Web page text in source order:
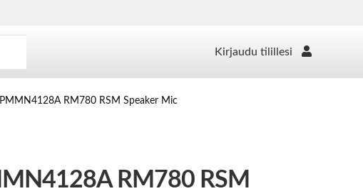
Kirjaudu tilillesi
RM780 RSM Speaker Mic
RM780 RSM